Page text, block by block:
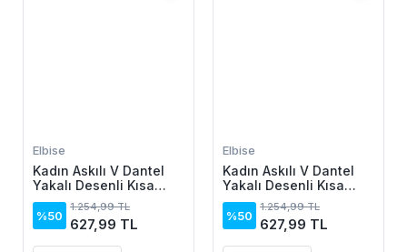
Elbise
Kadın Askılı V Dantel
Yakalı Desenli Kısa
Elbise
%50
1.254,99 TL
627,99 TL
Elbise
Kadın Askılı V Dantel
Yakalı Desenli Kısa
Elbise
%50
1.254,99 TL
627,99 TL